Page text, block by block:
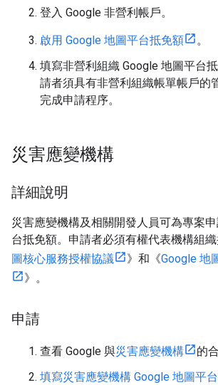
登入 Google 非營利帳戶。
啟用 Google 地圖平台抵免額
。
填寫非營利組織 Google 地圖平台
請者須具有非營利組織帳單帳戶的
完成申請程序。
災害應變機構
詳細說明
災害應變機構及相關開發人員可為專案
台抵免額。申請者必須有權代表機構組
圖核心服務授權協議
》和《Google 地
》。
申請
查看 Google 與災害應變機構
的
填寫災害應變機構 Google 地圖平